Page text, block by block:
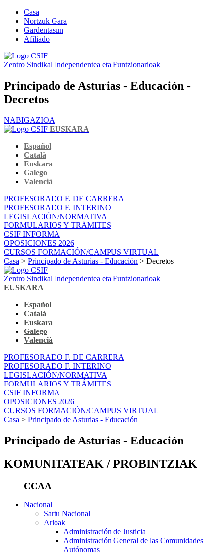
Casa
Nortzuk Gara
Gardentasun
Afiliado
Zentro Sindikal Independentea eta Funtzionarioak
Principado de Asturias - Educación -
Decretos
NABIGAZIOA
EUSKARA
Español
Català
Euskara
Galego
Valencià
PROFESORADO F. DE CARRERA
PROFESORADO F. INTERINO
LEGISLACIÓN/NORMATIVA
FORMULARIOS Y TRÁMITES
CSIF INFORMA
OPOSICIONES 2026
CURSOS FORMACIÓN/CAMPUS VIRTUAL
Casa > Principado de Asturias - Educación > Decretos
Zentro Sindikal Independentea eta Funtzionarioak
EUSKARA
Español
Català
Euskara
Galego
Valencià
PROFESORADO F. DE CARRERA
PROFESORADO F. INTERINO
LEGISLACIÓN/NORMATIVA
FORMULARIOS Y TRÁMITES
CSIF INFORMA
OPOSICIONES 2026
CURSOS FORMACIÓN/CAMPUS VIRTUAL
Casa > Principado de Asturias - Educación
Principado de Asturias - Educación
KOMUNITATEAK / PROBINTZIAK
CCAA
Nacional
Sartu Nacional
Arloak
Administración de Justicia
Administración General de las Comunidades
Autónomas